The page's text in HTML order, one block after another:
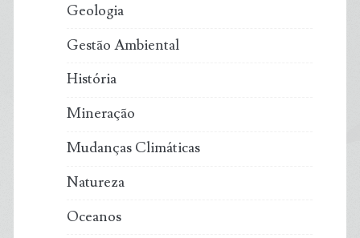
Geologia
Gestão Ambiental
História
Mineração
Mudanças Climáticas
Natureza
Oceanos